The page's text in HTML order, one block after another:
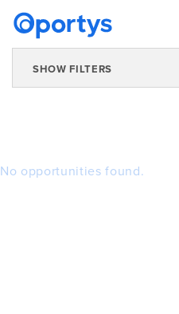
SHOW FILTERS
No opportunities found.